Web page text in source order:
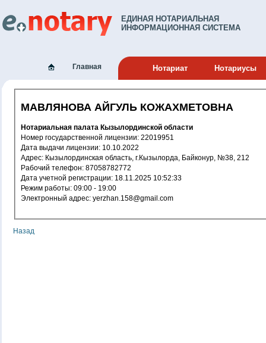
ЕДИНАЯ НОТАРИАЛЬНАЯ
ИНФОРМАЦИОННАЯ СИСТЕМА
Главная Нотариат Нотариусы
МАВЛЯНОВА АЙГУЛЬ КОЖАХМЕТОВНА
Нотариальная палата Кызылординской области
Номер государственной лицензии: 22019951
Дата выдачи лицензии: 10.10.2022
Адрес: Кызылординская область, г.Кызылорда, Байконур, №38, 212
Рабочий телефон: 87058782772
Дата учетной регистрации: 18.11.2025 10:52:33
Режим работы: 09:00 - 19:00
Электронный адрес: yerzhan.158@gmail.com
Назад